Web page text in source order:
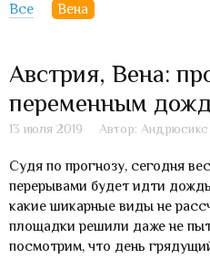
Все
Вена
Австрия, Вена:
переменным
13 июля 2019 Автор: Андрюсикс
Судя по прогнозу, сегодня
перерывами будет идти
какие шикарные виды не
площадки решили даже не
посмотрим, что день